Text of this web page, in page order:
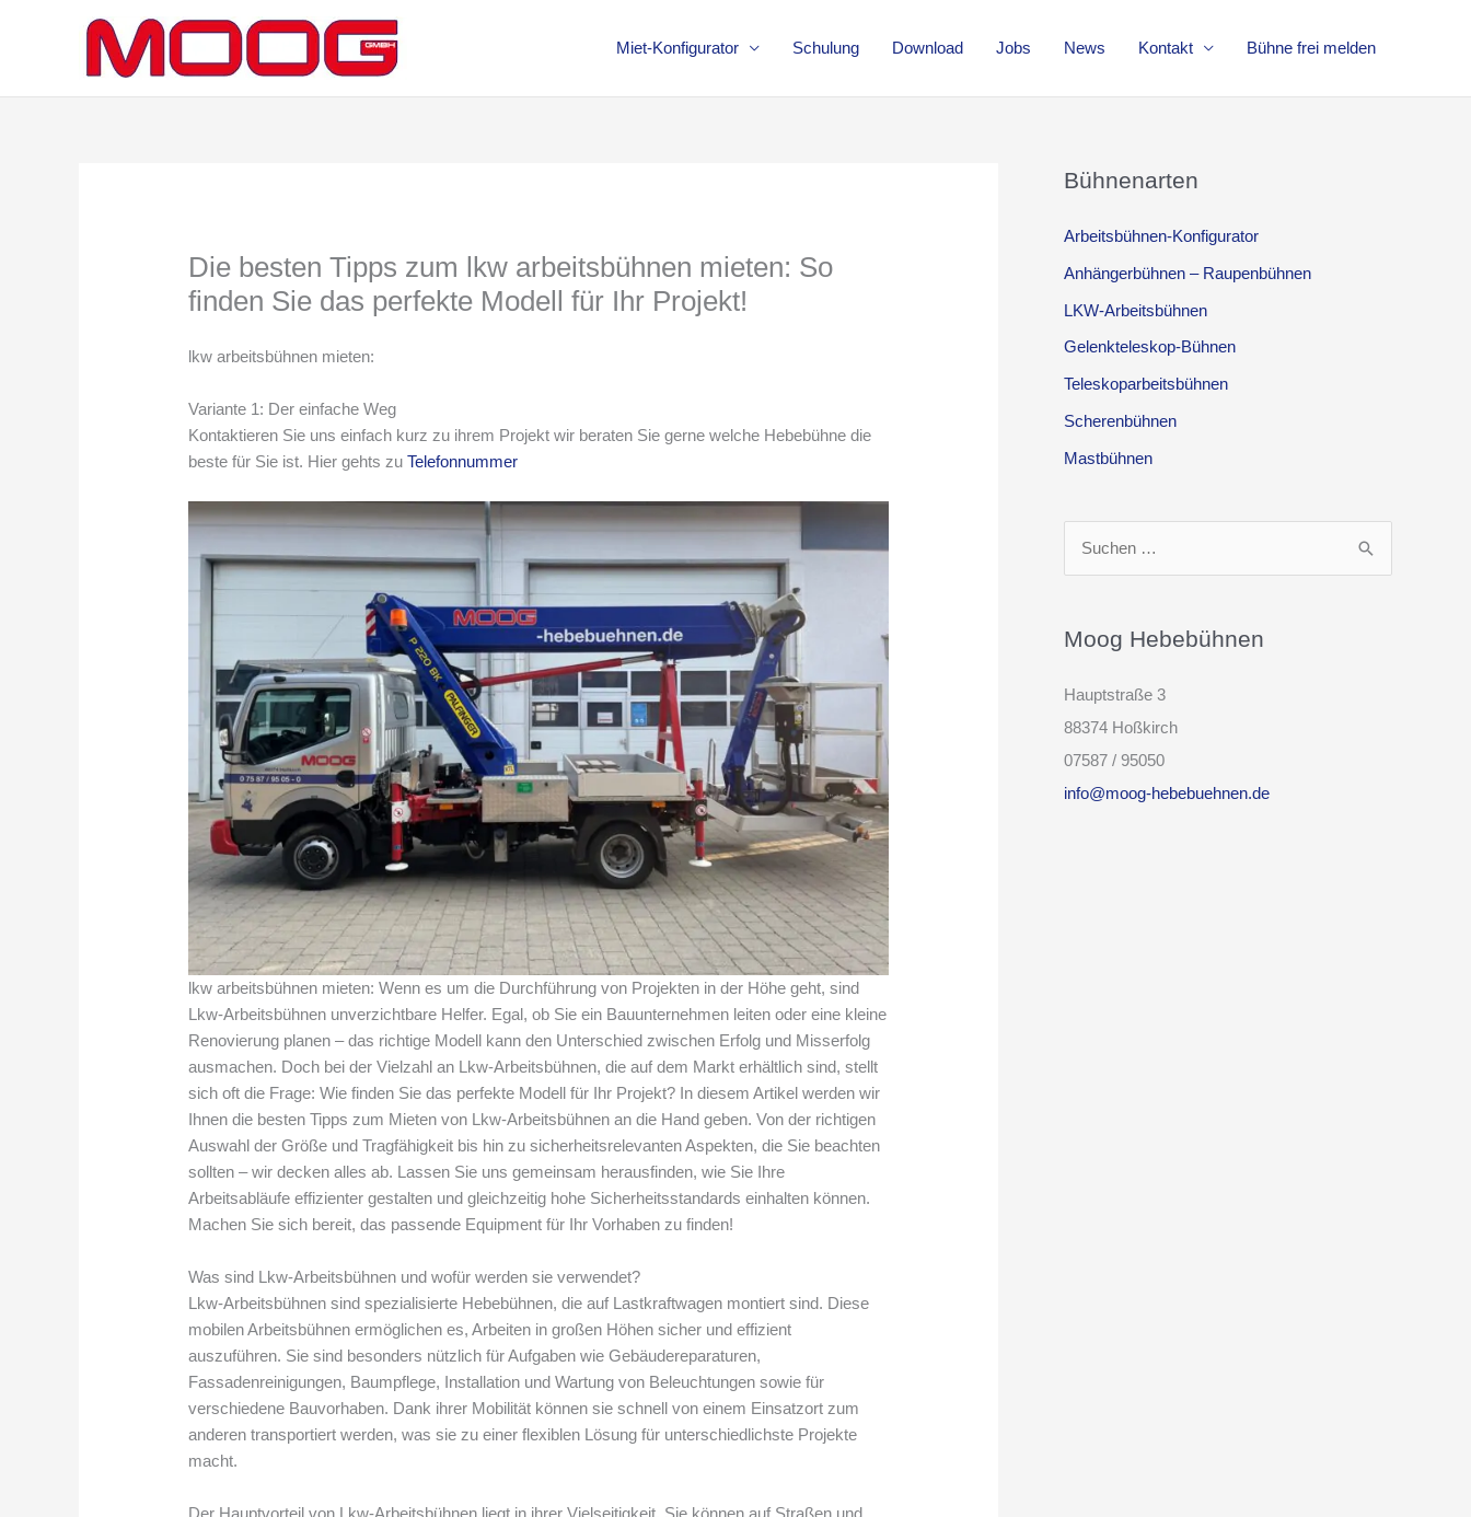
Miet-Konfigurator Schulung Download Jobs News Kontakt Bühne frei melden
Die besten Tipps zum lkw arbeitsbühnen mieten: So
finden Sie das perfekte Modell für Ihr Projekt!
lkw arbeitsbühnen mieten:
Variante 1: Der einfache Weg
Kontaktieren Sie uns einfach kurz zu ihrem Projekt wir beraten Sie gerne welche Hebebühne die
beste für Sie ist. Hier gehts zuTelefonnummer
lkw arbeitsbühnen mieten: Wenn es um die Durchführung von Projekten in der Höhe geht, sind
Lkw-Arbeitsbühnen unverzichtbare Helfer. Egal, ob Sie ein Bauunternehmen leiten oder eine kleine
Renovierung planen – das richtige Modell kann den Unterschied zwischen Erfolg und Misserfolg
ausmachen. Doch bei der Vielzahl an Lkw-Arbeitsbühnen, die auf dem Markt erhältlich sind, stellt
sich oft die Frage: Wie finden Sie das perfekte Modell für Ihr Projekt? In diesem Artikel werden wir
Ihnen die besten Tipps zum Mieten von Lkw-Arbeitsbühnen an die Hand geben. Von der richtigen
Auswahl der Größe und Tragfähigkeit bis hin zu sicherheitsrelevanten Aspekten, die Sie beachten
sollten – wir decken alles ab. Lassen Sie uns gemeinsam herausfinden, wie Sie Ihre
Arbeitsabläufe effizienter gestalten und gleichzeitig hohe Sicherheitsstandards einhalten können.
Machen Sie sich bereit, das passende Equipment für Ihr Vorhaben zu finden!
Was sind Lkw-Arbeitsbühnen und wofür werden sie verwendet?
Lkw-Arbeitsbühnen sind spezialisierte Hebebühnen, die auf Lastkraftwagen montiert sind. Diese
mobilen Arbeitsbühnen ermöglichen es, Arbeiten in großen Höhen sicher und effizient
auszuführen. Sie sind besonders nützlich für Aufgaben wie Gebäudereparaturen,
Fassadenreinigungen, Baumpflege, Installation und Wartung von Beleuchtungen sowie für
verschiedene Bauvorhaben. Dank ihrer Mobilität können sie schnell von einem Einsatzort zum
anderen transportiert werden, was sie zu einer flexiblen Lösung für unterschiedlichste Projekte
macht.
Der Hauptvorteil von Lkw-Arbeitsbühnen liegt in ihrer Vielseitigkeit. Sie können auf Straßen und
Bühnenarten
Arbeitsbühnen-Konfigurator
Anhängerbühnen – Raupenbühnen
LKW-Arbeitsbühnen
Gelenkteleskop-Bühnen
Teleskoparbeitsbühnen
Scherenbühnen
Mastbühnen
h
n
n
a
c
Moog Hebebühnen
Hauptstraße 3
88374 Hoßkirch
07587 / 95050
info@moog-hebebuehnen.de